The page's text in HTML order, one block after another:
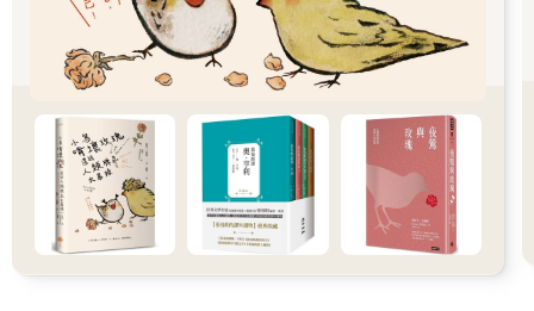
每個殖民地就像是不同的國家。
這些殖民地要維持獨立，還是要成為一個國家？
那年夏天，五十五位代表在費城集會，以解決這個問題。
詹姆斯．麥迪遜每天為會議做紀錄，
最後，他寫下了美國最重要的一份文件。
喔，天啊！傑克心想。他現在明白了一切。
「安妮——」
「我懂了！」安妮低聲說，然後複述著摩根訊息裡的一句話：
「一份需要簽署的文件。」
「我知道，」傑克低聲說：「他們正在制定《美國憲法》！」